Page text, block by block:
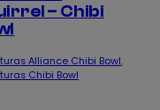
– Chibi
Alliance Chibi Bowl
Chibi Bowl